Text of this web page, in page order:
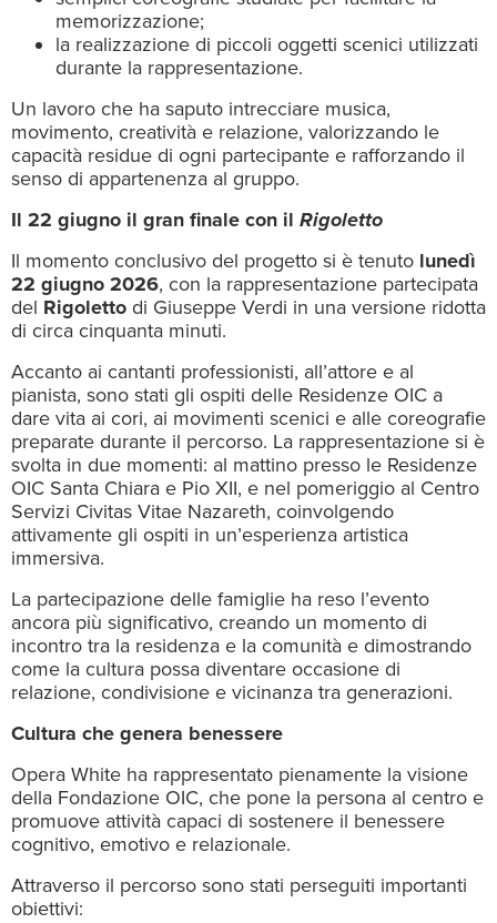
memorizzazione;
la realizzazione di piccoli oggetti scenici utilizzati
durante la rappresentazione.
Un lavoro che ha saputo intrecciare musica,
movimento, creatività e relazione, valorizzando le
capacità residue di ogni partecipante e rafforzando il
senso di appartenenza al gruppo.
Il 22 giugno il gran finale con il Rigoletto
Il momento conclusivo del progetto si è tenuto lunedì
22 giugno 2026, con la rappresentazione partecipata
del Rigoletto di Giuseppe Verdi in una versione ridotta
di circa cinquanta minuti.
Accanto ai cantanti professionisti, all’attore e al
pianista, sono stati gli ospiti delle Residenze OIC a
dare vita ai cori, ai movimenti scenici e alle coreografie
preparate durante il percorso. La rappresentazione si è
svolta in due momenti: al mattino presso le Residenze
OIC Santa Chiara e Pio XII, e nel pomeriggio al Centro
Servizi Civitas Vitae Nazareth, coinvolgendo
attivamente gli ospiti in un’esperienza artistica
immersiva.
La partecipazione delle famiglie ha reso l’evento
ancora più significativo, creando un momento di
incontro tra la residenza e la comunità e dimostrando
come la cultura possa diventare occasione di
relazione, condivisione e vicinanza tra generazioni.
Cultura che genera benessere
Opera White ha rappresentato pienamente la visione
della Fondazione OIC, che pone la persona al centro e
promuove attività capaci di sostenere il benessere
cognitivo, emotivo e relazionale.
Attraverso il percorso sono stati perseguiti importanti
obiettivi: